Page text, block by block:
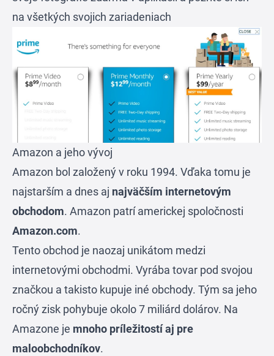
na všetkých svojich zariadeniach
Amazon a jeho vývoj
Amazon bol založený v roku 1994. Vďaka tomu je
najstarším a dnes aj najväčším internetovým
obchodom. Amazon patrí americkej spoločnosti
Amazon.com.
Tento obchod je naozaj unikátom medzi
internetovými obchodmi. Vyrába tovar pod svojou
značkou a takisto kupuje iné obchody. Tým sa jeho
ročný zisk pohybuje okolo 7 miliárd dolárov. Na
Amazone je mnoho príležitostí aj pre
maloobchodníkov.